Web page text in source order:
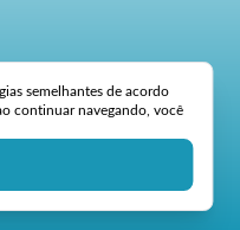
semelhantes de acordo
continuar navegando, você